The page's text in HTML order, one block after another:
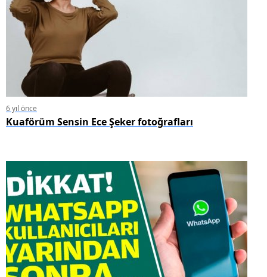
6 yıl önce
Kuaförüm Sensin Ece Şeker fotoğrafları